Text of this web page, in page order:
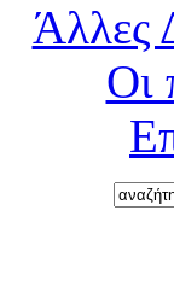
Άλλες
Οι